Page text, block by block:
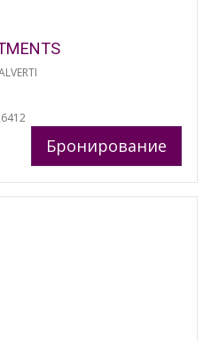
Бронирование